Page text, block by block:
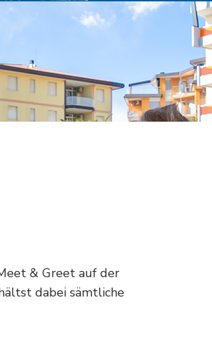
& Greet auf der
dabei sämtliche